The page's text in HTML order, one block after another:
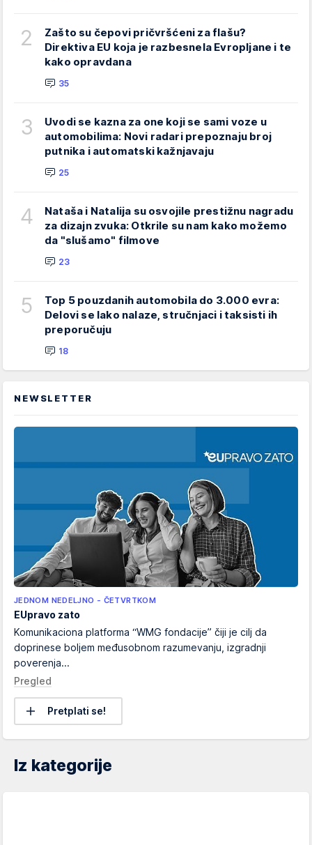
2
Zašto su čepovi pričvršćeni za flašu?
Direktiva EU koja je razbesnela Evropljane i te
kako opravdana
35
3
Uvodi se kazna za one koji se sami voze u
automobilima: Novi radari prepoznaju broj
putnika i automatski kažnjavaju
25
4
Nataša i Natalija su osvojile prestižnu nagradu
za dizajn zvuka: Otkrile su nam kako možemo
da "slušamo" filmove
23
5
Top 5 pouzdanih automobila do 3.000 evra:
Delovi se lako nalaze, stručnjaci i taksisti ih
preporučuju
18
NEWSLETTER
JEDNOM NEDELJNO - ČETVRTKOM
EUpravo zato
Komunikaciona platforma “WMG fondacije” čiji je cilj da
doprinese boljem međusobnom razumevanju, izgradnji
poverenja...
Pregled
Pretplati se!
Iz kategorije